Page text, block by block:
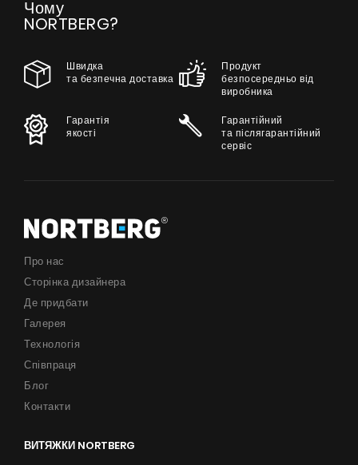
Чому
NORTBERG?
Швидка
та безпечна доставка
Продукт
безпосередньо від
виробника
Гарантія
якості
Гарантійний
та післягарантійний
сервіс
Про нас
Сторінка дизайнера
Де придбати
Галерея
Технологія
Співпраця
Блог
Контакти
ВИТЯЖКИ NORTBERG